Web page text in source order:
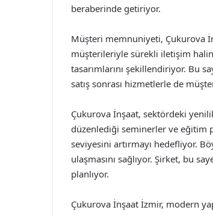
beraberinde getiriyor.
Müşteri memnuniyeti, Çukurova
müşterileriyle sürekli iletişim
tasarımlarını şekillendiriyor. Bu
satış sonrası hizmetlerle de
Çukurova İnşaat, sektördeki
düzenlediği seminerler ve eğitim
seviyesini artırmayı hedefliyor.
ulaşmasını sağlıyor. Şirket, bu
planlıyor.
Çukurova İnşaat İzmir, modern